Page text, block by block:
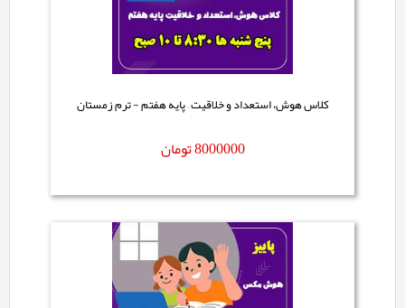
کلاس هوش، استعداد و خلاقیت – پایه هفتم - ترم زمستان
8000000تومان